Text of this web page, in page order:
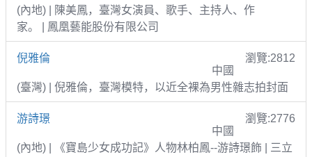
(內地) | 陳美鳳，臺灣女演員、歌手、主持人、作
家。 | 鳳凰藝能股份有限公司
倪雅倫
瀏覽:2812
中國
(臺灣) | 倪雅倫，臺灣模特，以近全裸為男性雜志拍封面
游詩璟
瀏覽:2776
中國
(內地) | 《寶島少女成功記》人物林柏鳳--游詩璟飾 | 三立